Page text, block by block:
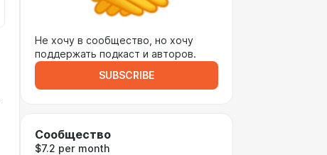
Не хочу в сообщество, но хочу
поддержать подкаст и авторов.
SUBSCRIBE
Сообщество
$7.2 per month